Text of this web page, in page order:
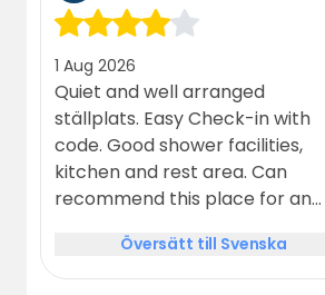
1 Aug 2026
Quiet and well arranged
ställplats. Easy Check-in with
code. Good shower facilities,
kitchen and rest area. Can
recommend this place for an
Översätt till Svenska